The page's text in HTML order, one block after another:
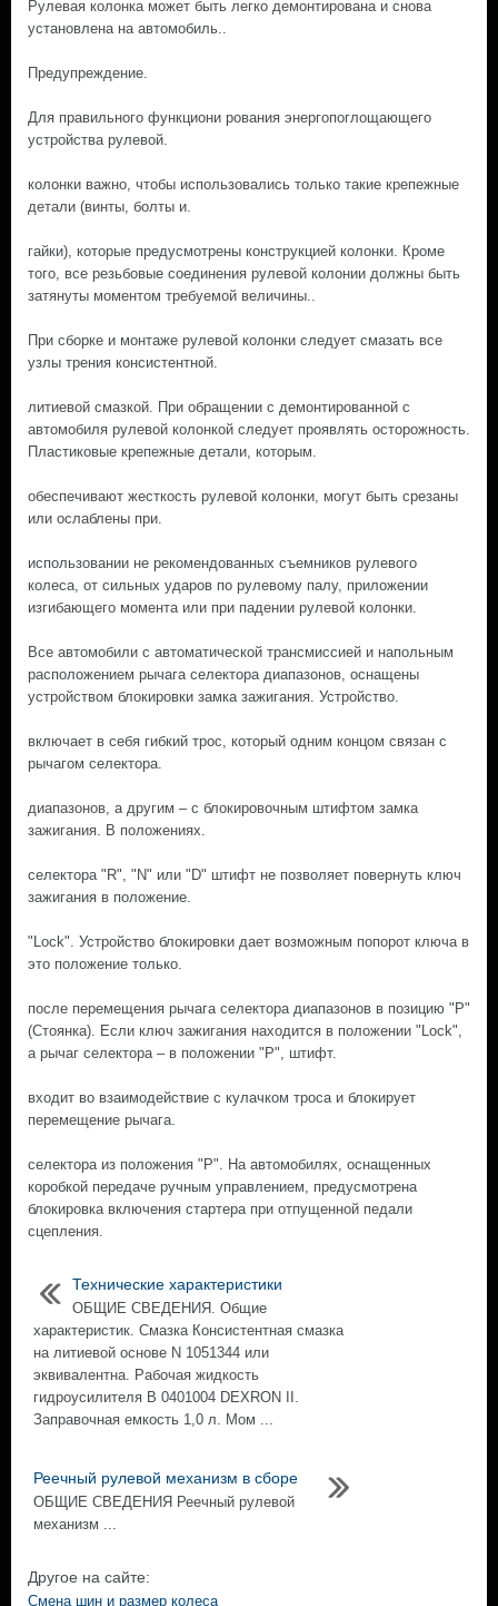
Рулевая колонка может быть легко демонтирована и снова
установлена на автомобиль..
Предупреждение.
Для правильного функциони рования энергопоглощающего
устройства рулевой.
колонки важно, чтобы использовались только такие крепежные
детали (винты, болты и.
гайки), которые предусмотрены конструкцией колонки. Кроме
того, все резьбовые соединения рулевой колонии должны быть
затянуты моментом требуемой величины..
При сборке и монтаже рулевой колонки следует смазать все
узлы трения консистентной.
литиевой смазкой. При обращении с демонтированной с
автомобиля рулевой колонкой следует проявлять осторожность.
Пластиковые крепежные детали, которым.
обеспечивают жесткость рулевой колонки, могут быть срезаны
или ослаблены при.
использовании не рекомендованных съемников рулевого
колеса, от сильных ударов по рулевому палу, приложении
изгибающего момента или при падении рулевой колонки.
Все автомобили с автоматической трансмиссией и напольным
расположением рычага селектора диапазонов, оснащены
устройством блокировки замка зажигания. Устройство.
включает в себя гибкий трос, который одним концом связан с
рычагом селектора.
диапазонов, а другим – с блокировочным штифтом замка
зажигания. В положениях.
селектора "R", "N" или "D" штифт не позволяет повернуть ключ
зажигания в положение.
"Lock". Устройство блокировки дает возможным попорот ключа в
это положение только.
после перемещения рычага селектора диапазонов в позицию "Р"
(Стоянка). Если ключ зажигания находится в положении "Lock",
a рычаг селектора – в положении "Р", штифт.
входит во взаимодействие с кулачком троса и блокирует
перемещение рычага.
селектора из положения "Р". На автомобилях, оснащенных
коробкой передаче ручным управлением, предусмотрена
блокировка включения стартера при отпущенной педали
сцепления.
Технические характеристики
ОБЩИЕ СВЕДЕНИЯ. Общие
характеристик. Смазка Консистентная смазка
на литиевой основе N 1051344 или
эквивалентна. Рабочая жидкость
гидроусилителя В 0401004 DEXRON II.
Заправочная емкость 1,0 л. Мом ...
Реечный рулевой механизм в сборе
ОБЩИЕ СВЕДЕНИЯ Реечный рулевой
механизм ...
Другое на сайте:
Смена шин и размер колеса